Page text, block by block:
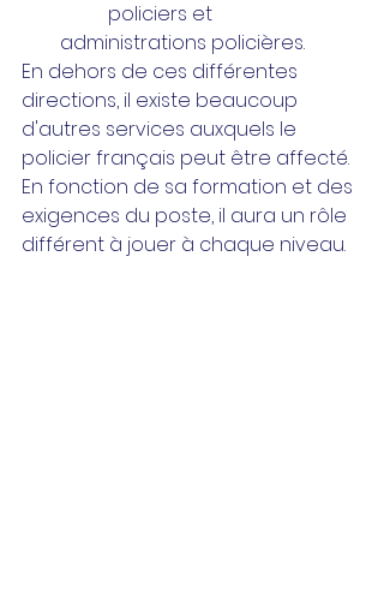
administrations policières.
En dehors de ces différentes
directions, il existe beaucoup
d'autres services auxquels le
policier français peut être affecté.
En fonction de sa formation et des
exigences du poste, il aura un rôle
différent à jouer à chaque niveau.